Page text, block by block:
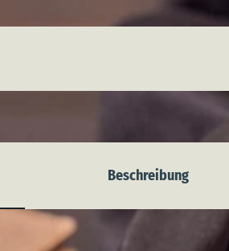
Beschreibung